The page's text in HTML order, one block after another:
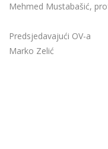
Mehmed Mustabašić,
Predsjedavajući OV-a
Marko Zelić